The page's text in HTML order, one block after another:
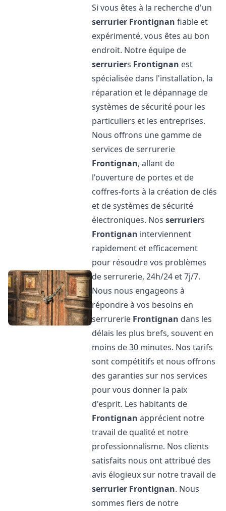
Si vous êtes à la recherche d'un
serrurier Frontignan fiable et
expérimenté, vous êtes au bon
endroit. Notre équipe de
serruriers Frontignan est
spécialisée dans l'installation, la
réparation et le dépannage de
systèmes de sécurité pour les
particuliers et les entreprises.
Nous offrons une gamme de
services de serrurerie
Frontignan, allant de
l'ouverture de portes et de
coffres-forts à la création de clés
et de systèmes de sécurité
électroniques. Nosserruriers
Frontignan interviennent
rapidement et efficacement
pour résoudre vos problèmes
de serrurerie, 24h/24 et 7j/7.
Nous nous engageons à
répondre à vos besoins en
serrurerie Frontignan dans les
délais les plus brefs, souvent en
moins de 30 minutes. Nos tarifs
sont compétitifs et nous offrons
des garanties sur nos services
pour vous donner la paix
d'esprit. Les habitants de
Frontignan apprécient notre
travail de qualité et notre
professionnalisme. Nos clients
satisfaits nous ont attribué des
avis élogieux sur notre travail de
serrurier Frontignan. Nous
sommes fiers de notre